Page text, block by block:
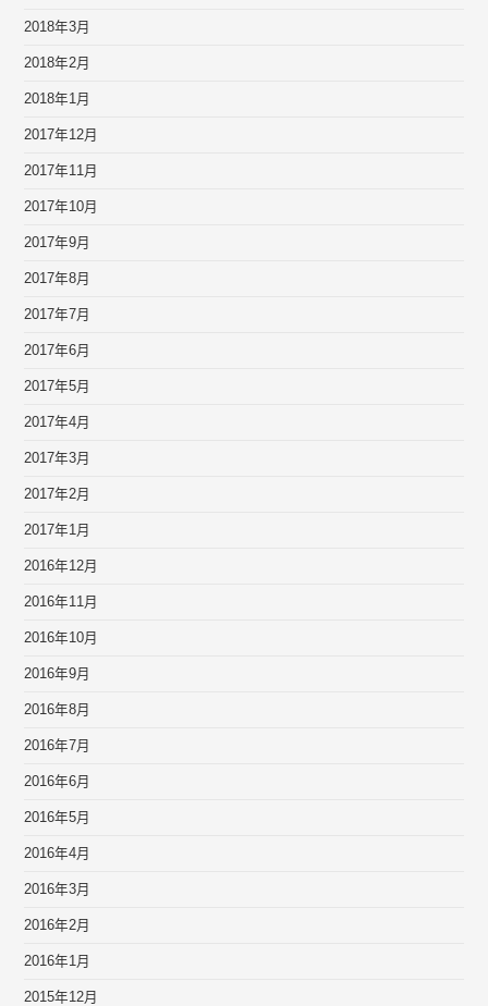
2018年3月
2018年2月
2018年1月
2017年12月
2017年11月
2017年10月
2017年9月
2017年8月
2017年7月
2017年6月
2017年5月
2017年4月
2017年3月
2017年2月
2017年1月
2016年12月
2016年11月
2016年10月
2016年9月
2016年8月
2016年7月
2016年6月
2016年5月
2016年4月
2016年3月
2016年2月
2016年1月
2015年12月